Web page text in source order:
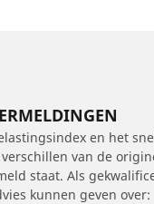
en het
van de
staat. Als
kunnen geven over: